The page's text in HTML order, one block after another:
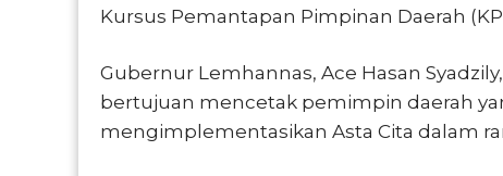
Kursus Pemantapan Pimpinan Daerah
Gubernur Lemhannas, Ace Hasan
bertujuan mencetak pemimpin daerah
mengimplementasikan Asta Cita dalam